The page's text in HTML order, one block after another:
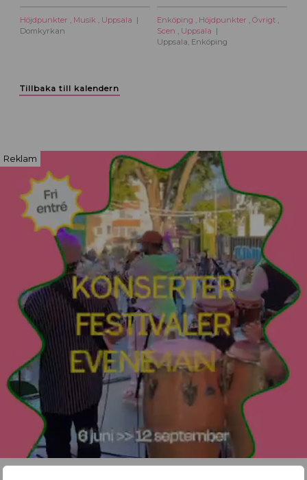
Höjdpunkter , Musik , Uppsala
Domkyrkan
Enköping , Höjdpunkter , Övrigt ,
Scen , Uppsala
Uppsala, Enköping
Tillbaka till kalendern
Reklam